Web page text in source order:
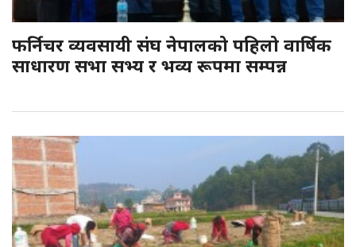
फर्निचर व्यवसायी संघ नेपालको पहिलो वार्षिक
साधारण सभा सभ्य र भव्य रूपमा सम्पन्न